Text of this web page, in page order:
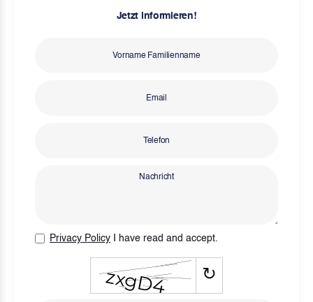
Jetzt informieren!
Privacy Policy I have read and accept.
↻